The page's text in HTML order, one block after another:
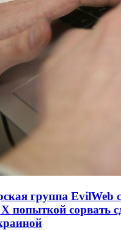
группа EvilWeb
Х попыткой сорвать